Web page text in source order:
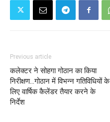
Previous article
कलेक्टर ने सोहगा गोठान का किया
निरीक्षण...गोठान में विभन्न गतिविधियों के
लिए वार्षिक कैलेंडर तैयार करने के
निर्देश